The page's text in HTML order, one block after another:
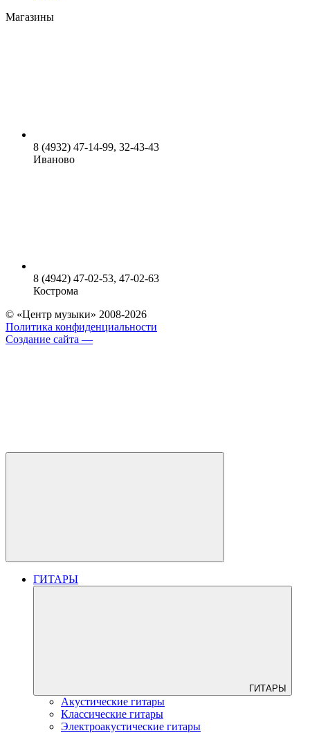
Магазины
8 (4932) 47-14-99, 32-43-43
Иваново
8 (4942) 47-02-53, 47-02-63
Кострома
© «Центр музыки» 2008-2026
Политика конфиденциальности
Создание сайта —
ГИТАРЫ
ГИТАРЫ
Акустические гитары
Классические гитары
Электроакустические гитары